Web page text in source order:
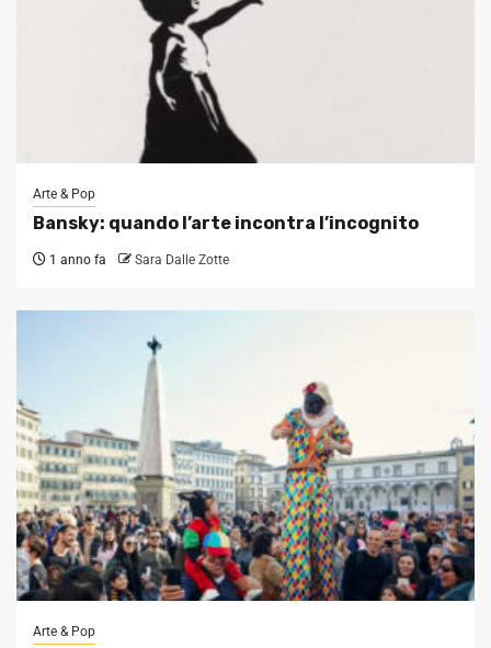
Arte & Pop
Bansky: quando l’arte incontra l’incognito
1 anno fa Sara Dalle Zotte
Arte & Pop